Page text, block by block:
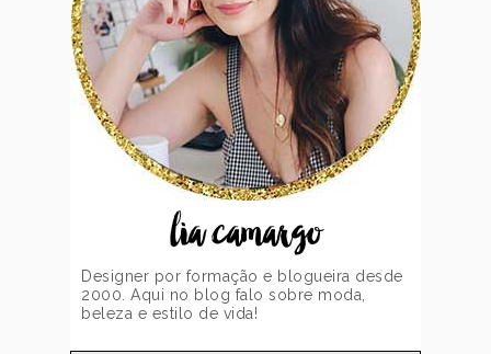
lia camargo
Designer por formação e blogueira desde
2000. Aqui no blog falo sobre moda,
beleza e estilo de vida!